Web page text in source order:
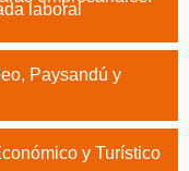
laboral
Paysandú y
y Turístico